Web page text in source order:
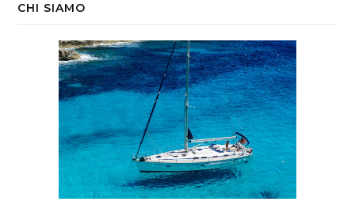
CHI SIAMO